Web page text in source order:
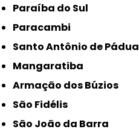
Paraíba do Sul
Paracambi
Santo Antônio de Pádua
Mangaratiba
Armação dos Búzios
São Fidélis
São João da Barra